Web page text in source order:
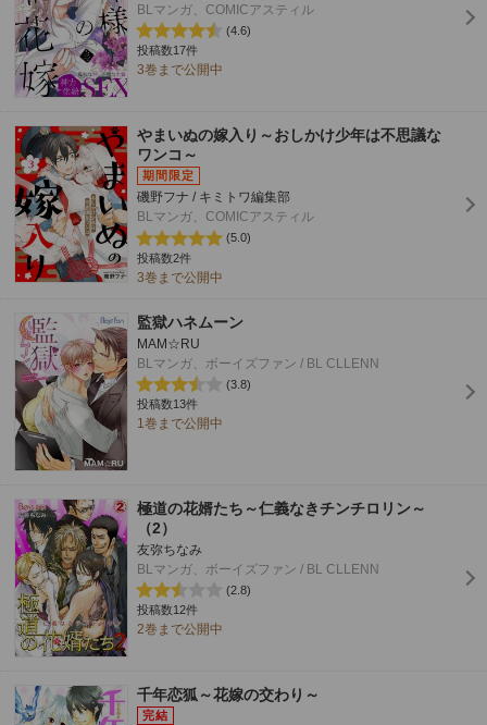
BLマンガ、COMICアスティル
(4.6)
投稿数17件
3巻まで公開中
やまいぬの嫁入り～おしかけ少年は不思議な
ワンコ～
磯野フナ / キミトワ編集部
BLマンガ、COMICアスティル
(5.0)
投稿数2件
3巻まで公開中
監獄ハネムーン
MAM☆RU
BLマンガ、ボーイズファン / BL CLLENN
(3.8)
投稿数13件
1巻まで公開中
極道の花婿たち～仁義なきチンチロリン～
（2）
友弥ちなみ
BLマンガ、ボーイズファン / BL CLLENN
(2.8)
投稿数12件
2巻まで公開中
千年恋狐～花嫁の交わり～